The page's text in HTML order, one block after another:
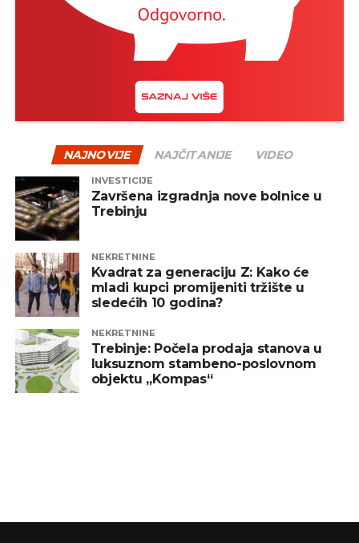
NAJNOVIJE NAJČITANIJE VIDEO
INVESTICIJE
Završena izgradnja nove bolnice u
Trebinju
NEKRETNINE
Kvadrat za generaciju Z: Kako će
mladi kupci promijeniti tržište u
sledećih 10 godina?
NEKRETNINE
Trebinje: Počela prodaja stanova u
luksuznom stambeno-poslovnom
objektu „Kompas“